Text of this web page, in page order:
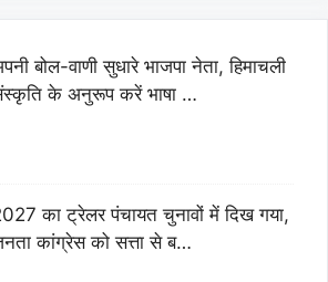
बोल-वाणी सुधारे भाजपा नेता, हिमाचली
के अनुरूप करें भाषा …
का ट्रेलर पंचायत चुनावों में दिख गया,
कांग्रेस को सत्ता से ब…